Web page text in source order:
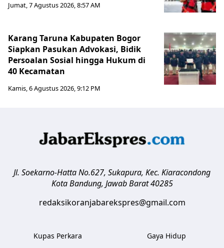
Jumat, 7 Agustus 2026, 8:57 AM
Karang Taruna Kabupaten Bogor
Siapkan Pasukan Advokasi, Bidik
Persoalan Sosial hingga Hukum di
40 Kecamatan
Kamis, 6 Agustus 2026, 9:12 PM
Jl. Soekarno-Hatta No.627, Sukapura, Kec. Kiaracondong
Kota Bandung, Jawab Barat 40285
redaksikoranjabarekspres@gmail.com
Kupas Perkara Gaya Hidup